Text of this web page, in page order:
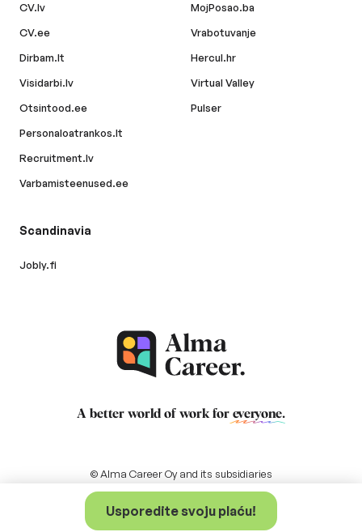
Usporedite svoju plaću!
CV.lv
CV.ee
Dirbam.lt
Visidarbi.lv
Otsintood.ee
Personaloatrankos.lt
Recruitment.lv
Varbamisteenused.ee
MojPosao.ba
Vrabotuvanje
Hercul.hr
Virtual Valley
Pulser
Scandinavia
Jobly.fi
A better world of work for everyone.
© Alma Career Oy and its subsidiaries